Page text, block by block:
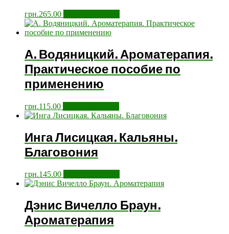
грн.265.00
А. Водяницкий. Ароматерапия.
Практическое пособие по
применению
грн.115.00
Инга Лисицкая. Кальяны.
Благовония
грн.145.00
Дэнис Вичелло Браун.
Ароматерапия